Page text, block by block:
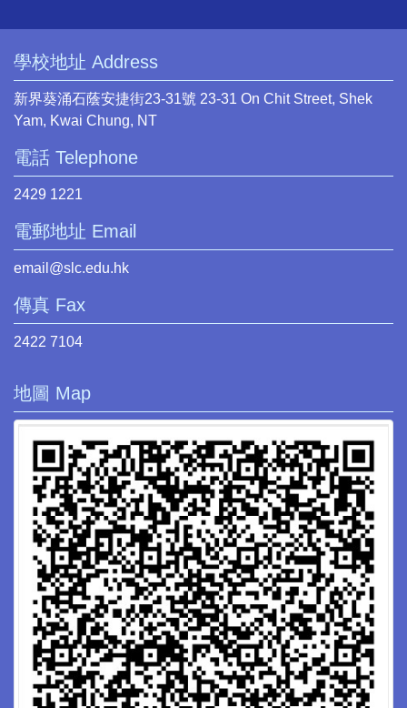
學校地址 Address
新界葵涌石蔭安捷街23-31號 23-31 On Chit Street, Shek
Yam, Kwai Chung, NT
電話 Telephone
2429 1221
電郵地址 Email
email@slc.edu.hk
傳真 Fax
2422 7104
地圖 Map